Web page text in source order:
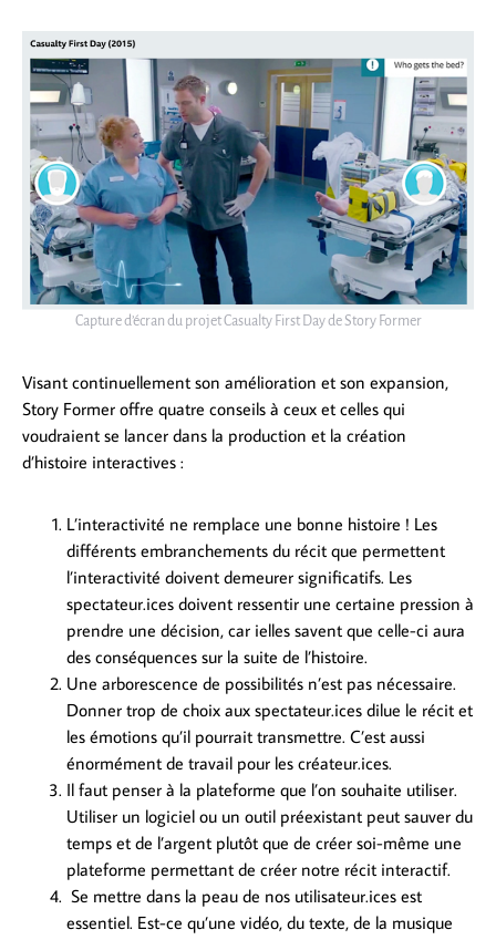
Capture d’écran du projet Casualty First Day de Story Former
Visant continuellement son amélioration et son expansion,
Story Former offre quatre conseils à ceux et celles qui
voudraient se lancer dans la production et la création
d’histoire interactives :
L’interactivité ne remplace une bonne histoire ! Les
différents embranchements du récit que permettent
l’interactivité doivent demeurer significatifs. Les
spectateur.ices doivent ressentir une certaine pression à
prendre une décision, car ielles savent que celle-ci aura
des conséquences sur la suite de l’histoire.
Une arborescence de possibilités n’est pas nécessaire.
Donner trop de choix aux spectateur.ices dilue le récit et
les émotions qu’il pourrait transmettre. C’est aussi
énormément de travail pour les créateur.ices.
Il faut penser à la plateforme que l’on souhaite utiliser.
Utiliser un logiciel ou un outil préexistant peut sauver du
temps et de l’argent plutôt que de créer soi-même une
plateforme permettant de créer notre récit interactif.
Se mettre dans la peau de nos utilisateur.ices est
essentiel. Est-ce qu’une vidéo, du texte, de la musique